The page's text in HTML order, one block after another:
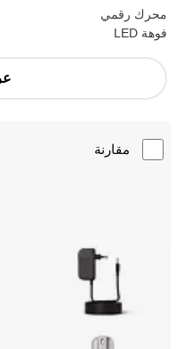
محرك رقمي
فوهة LED
مقارنة